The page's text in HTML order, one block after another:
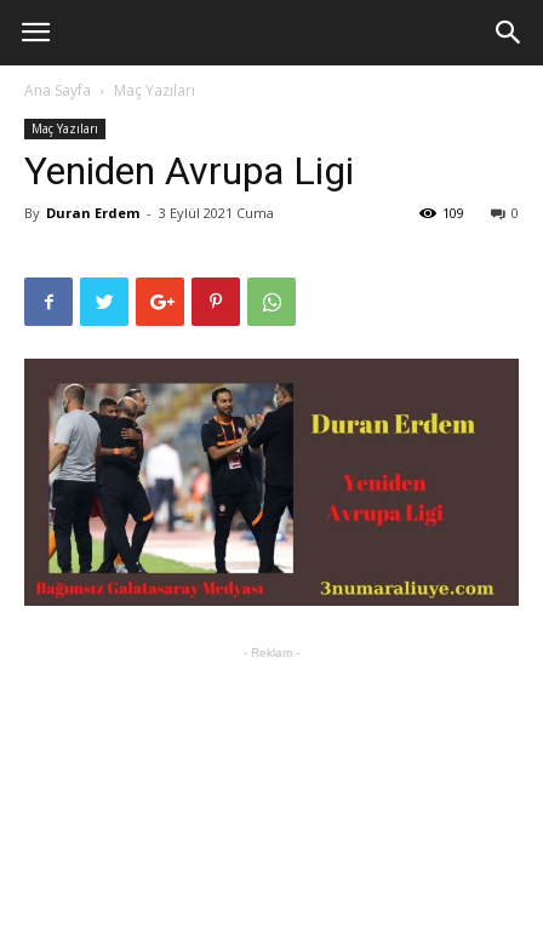
Ana Sayfa Maç Yazıları
Maç Yazıları
Yeniden Avrupa Ligi
By Duran Erdem - 3 Eylül 2021 Cuma 0
109
- Reklam -